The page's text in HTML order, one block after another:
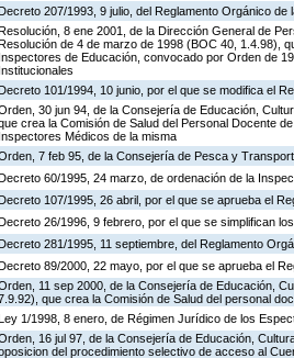
Decreto 207/1993, 9 julio, del Reglamento Orgánico
Resolución, 8 ene 2001, de la Dirección General de
Resolución de 4 de marzo de 1998 (BOC 40, 1.4.98),
Inspectores de Educación, convocado por Orden de
Institucionales
Decreto 101/1994, 10 junio, por el que se modifica el
30 jun 94, de la Consejería de Educación,
crea la Comisión de Salud del Personal Docente
Inspectores Médicos de la misma
7 feb 95, de la Consejería de Pesca y
Decreto 60/1995, 24 marzo, de ordenación de la
Decreto 107/1995, 26 abril, por el que se aprueba el
Decreto 26/1996, 9 febrero, por el que se simplifican
Decreto 281/1995, 11 septiembre, del Reglamento
Decreto 89/2000, 22 mayo, por el que se aprueba el
11 sep 2000, de la Consejería de Educación,
que crea la Comisión de Salud del personal
Ley 1/1998, 8 enero, de Régimen Jurídico de los
16 jul 97, de la Consejería de Educación,
del procedimiento selectivo de acceso al